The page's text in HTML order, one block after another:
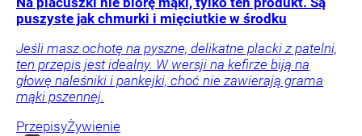
puszyste jak chmurki i mięciutkie w środku
Jeśli masz ochotę na pyszne, delikatne placki z patelni,
ten przepis jest idealny. W wersji na kefirze biją na
głowę naleśniki i pankejki, choć nie zawierają grama
mąki pszennej.
PrzepisyŻywienie